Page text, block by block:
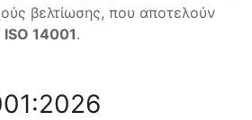
βελτίωσης, που αποτελούν
ISO 14001.